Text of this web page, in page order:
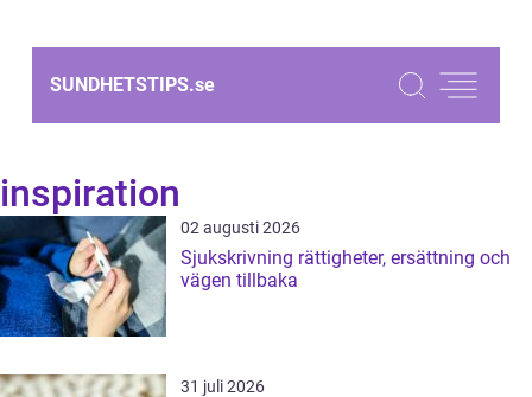
SUNDHETSTIPS.se
inspiration
02 augusti 2026
Sjukskrivning rättigheter, ersättning och
vägen tillbaka
31 juli 2026